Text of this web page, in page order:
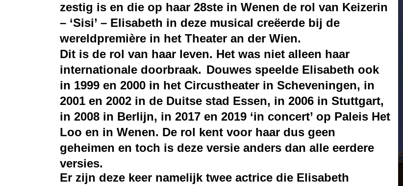
zestig is en die op haar 28ste in Wenen de rol van Keizerin
– ‘Sisi’ – Elisabeth in deze musical creëerde bij de
wereldpremière in het Theater an der Wien.
Dit is de rol van haar leven. Het was niet alleen haar
internationale doorbraak. Douwes speelde Elisabeth ook
in 1999 en 2000 in het Circustheater in Scheveningen, in
2001 en 2002 in de Duitse stad Essen, in 2006 in Stuttgart,
in 2008 in Berlijn, in 2017 en 2019 ‘in concert’ op Paleis Het
Loo en in Wenen. De rol kent voor haar dus geen
geheimen en toch is deze versie anders dan alle eerdere
versies.
Er zijn deze keer namelijk twee actrice die Elisabeth